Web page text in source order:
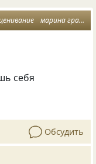
марина грация
себя
Обсудить